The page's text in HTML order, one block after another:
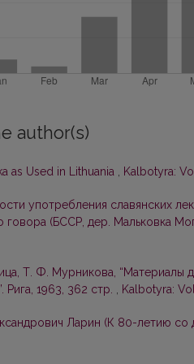
author(s)
as Used in Lithuania , Kalbotyra:
употребления славянских
говора (БССР, дер. Мальковка
Т. Ф. Мурникова, “Материалы
Рига, 1963, 362 стр. , Kalbotyra:
Ларин (К 80-летию со